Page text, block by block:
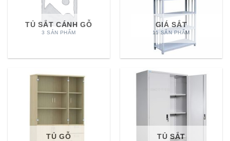
TỦ SẮT CÁNH GỖ
3 SẢN PHẨM
GIÁ SẮT
11 SẢN PHẨM
TỦ GỖ TỦ SẮT